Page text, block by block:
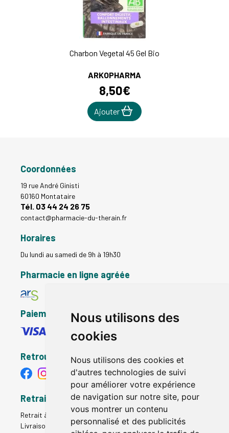
Nous utilisons des
cookies
Nous utilisons des cookies et
d'autres technologies de suivi
pour améliorer votre expérience
de navigation sur notre site, pour
vous montrer un contenu
personnalisé et des publicités
Charbon Vegetal 45 Gel Bio
ARKOPHARMA
8,50€
Ajouter
Coordonnées
19 rue André Ginisti
60160 Montataire
Tél. 03 44 24 26 75
contact@pharmacie-du-therain.fr
Horaires
Du lundi au samedi de 9h à 19h30
Pharmacie en ligne agréée
Paiement sécurisé
Retrouvez-nous
Retrait - Livraison
Retrait à la pharmacie - Click & Collect
Livraison en Point Relais